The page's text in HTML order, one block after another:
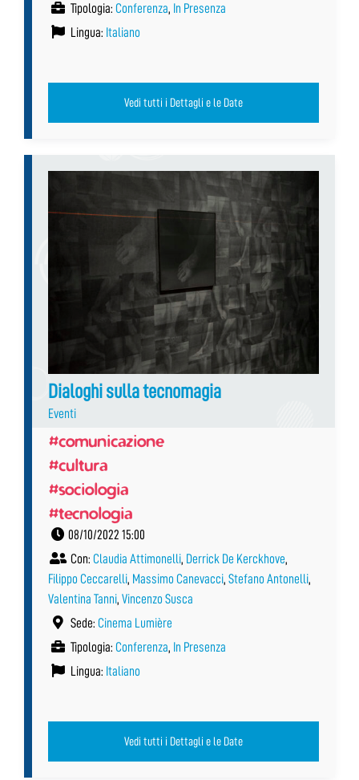
Tipologia: Conferenza, In Presenza
Lingua: Italiano
Vedi tutti i Dettagli e le Date
Dialoghi sulla tecnomagia
Eventi
#comunicazione
#cultura
#sociologia
#tecnologia
08/10/2022 15:00
Con: Claudia Attimonelli, Derrick De Kerckhove,
Filippo Ceccarelli, Massimo Canevacci, Stefano Antonelli,
Valentina Tanni, Vincenzo Susca
Sede: Cinema Lumière
Tipologia: Conferenza, In Presenza
Lingua: Italiano
Vedi tutti i Dettagli e le Date